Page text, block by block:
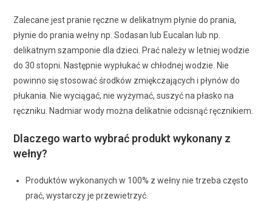
Zalecane jest pranie ręczne w delikatnym płynie do prania,
płynie do prania wełny np. Sodasan lub Eucalan lub np.
delikatnym szamponie dla dzieci. Prać należy w letniej wodzie
do 30 stopni. Następnie wypłukać w chłodnej wodzie. Nie
powinno się stosować środków zmiękczających i płynów do
płukania. Nie wyciągać, nie wyżymać, suszyć na płasko na
ręczniku. Nadmiar wody można delikatnie odcisnąć ręcznikiem.
Dlaczego warto wybrać produkt wykonany z
wełny?
Produktów wykonanych w 100% z wełny nie trzeba często
prać, wystarczy je przewietrzyć.